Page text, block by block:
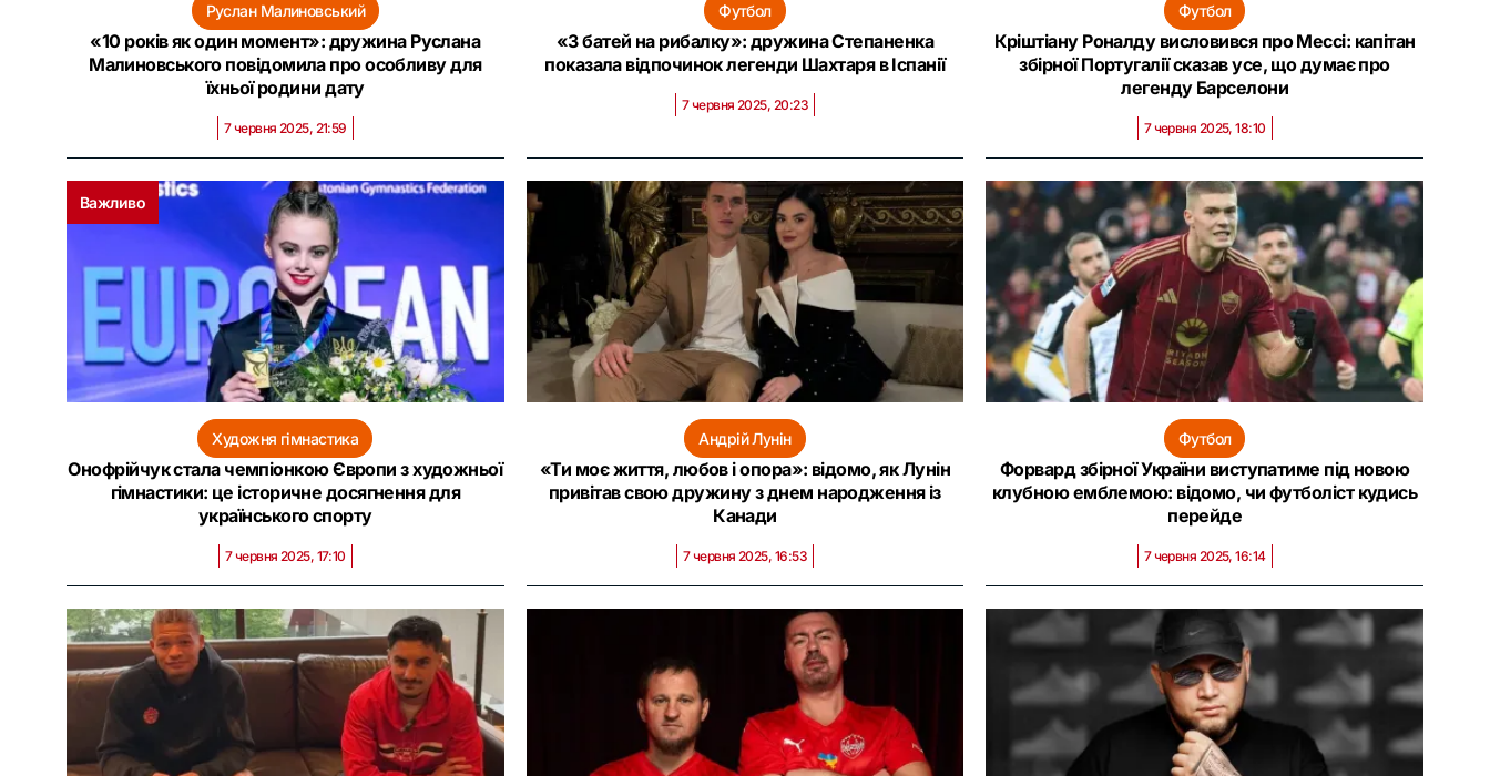
Руслан Малиновський
«10 років як один момент»: дружина Руслана
Малиновського повідомила про особливу для
їхньої родини дату
7 червня 2025, 21:59
Футбол
«З батей на рибалку»: дружина Степаненка
показала відпочинок легенди Шахтаря в Іспанії
7 червня 2025, 20:23
Футбол
Кріштіану Роналду висловився про Мессі: капітан
збірної Португалії сказав усе, що думає про
легенду Барселони
7 червня 2025, 18:10
Важливо
Художня гімнастика
Онофрійчук стала чемпіонкою Європи з художньої
гімнастики: це історичне досягнення для
українського спорту
7 червня 2025, 17:10
Андрій Лунін
«Ти моє життя, любов і опора»: відомо, як Лунін
привітав свою дружину з днем народження із
Канади
7 червня 2025, 16:53
Футбол
Форвард збірної України виступатиме під новою
клубною емблемою: відомо, чи футболіст кудись
перейде
7 червня 2025, 16:14